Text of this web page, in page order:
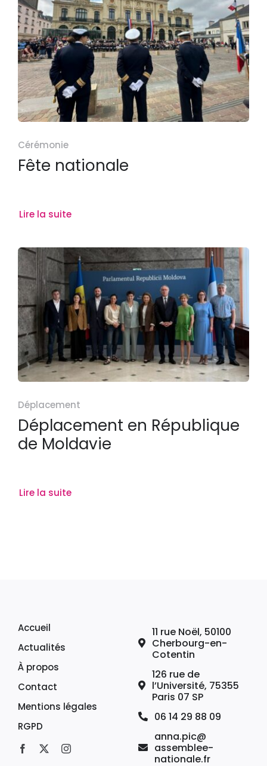
Cérémonie
Fête nationale
Lire la suite
Déplacement
Déplacement en République
de Moldavie
Lire la suite
Accueil
Actualités
À propos
Contact
Mentions légales
RGPD
11 rue Noël, 50100
Cherbourg-en-
Cotentin
126 rue de
l’Université, 75355
Paris 07 SP
06 14 29 88 09
anna.pic@
assemblee-
nationale.fr